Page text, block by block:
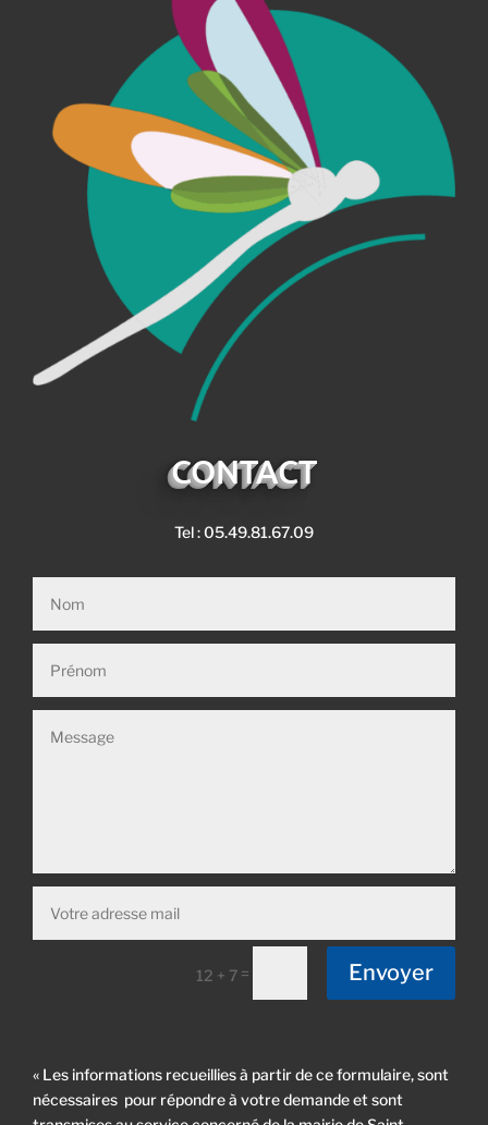
CONTACT
Tel : 05.49.81.67.09
12 + 7 = Envoyer
« Les informations recueillies à partir de ce formulaire, sont
nécessaires pour répondre à votre demande et sont